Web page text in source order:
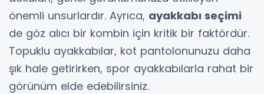
önemli unsurlardır. Ayrıca, ayakkabı seçimi
de göz alıcı bir kombin için kritik bir faktördür.
Topuklu ayakkabılar, kot pantolonunuzu daha
şık hale getirirken, spor ayakkabılarla rahat bir
görünüm elde edebilirsiniz.